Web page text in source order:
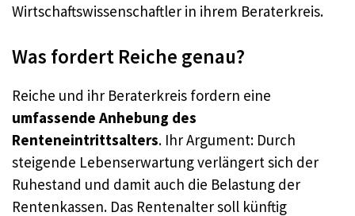
Wirtschaftswissenschaftler in ihrem Beraterkreis.
Was fordert Reiche genau?
Reiche und ihr Beraterkreis fordern eine
umfassende Anhebung des
Renteneintrittsalters. Ihr Argument: Durch
steigende Lebenserwartung verlängert sich der
Ruhestand und damit auch die Belastung der
Rentenkassen. Das Rentenalter soll künftig